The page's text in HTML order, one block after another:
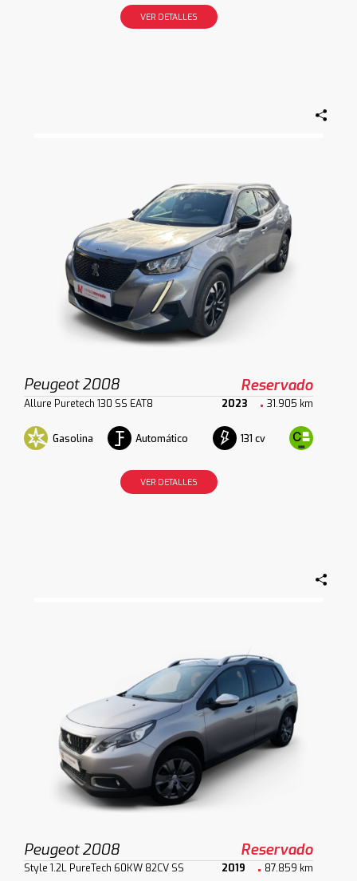
VER DETALLES
Peugeot 2008 Reservado
Allure Puretech 130 SS EAT8 2023 31.905 km
Gasolina Automático 131 cv
VER DETALLES
Peugeot 2008 Reservado
Style 1.2L PureTech 60KW 82CV SS 2019 87.859 km